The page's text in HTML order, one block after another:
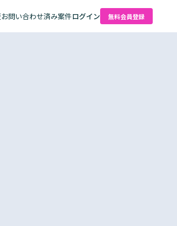
お問い合わせ済み案件ログイン 無料会員登録